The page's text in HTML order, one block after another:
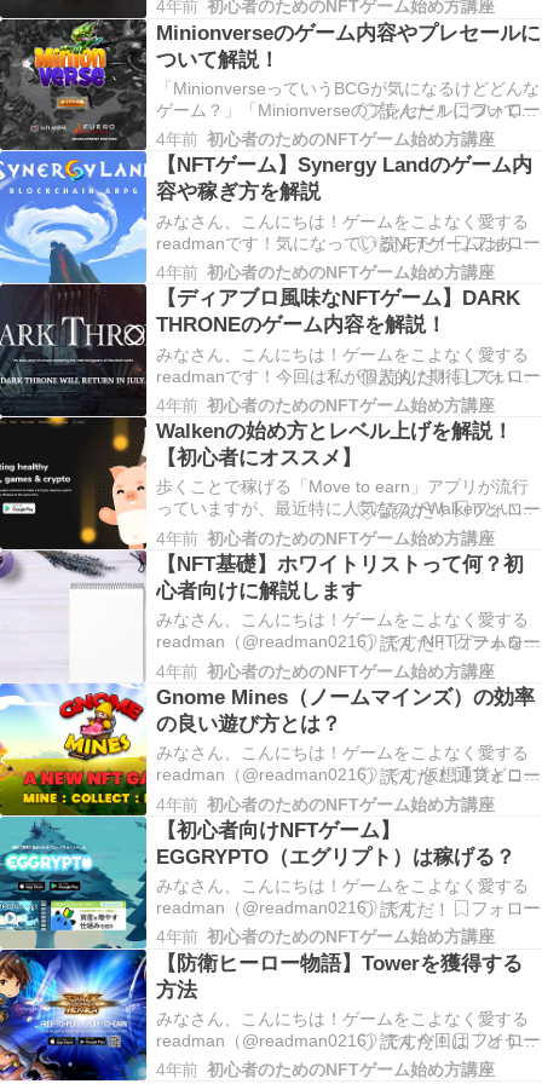
程度確認するだけなので他のNFTゲームと併用で
きて結構便利な？ｗゲームです。ただChain of
Legendsはいわゆる「魔界…
4年前 初心者のためのNFTゲーム始め方講座
Minionverseのゲーム内容やプレセールに
ついて解説！
「MinionverseっていうBCGが気になるけどどんな
ゲーム？」「Minionverseのプレセールについて知
りたい」NFTゲームは基本英語なのでゲーム内容
やプレセールの予定などを把握するのが中々大変
だと思います。特にNFTゲーム好きの人は複数の
プロジェクトを追ってる人も多…
4年前 初心者のためのNFTゲーム始め方講座
【NFTゲーム】Synergy Landのゲーム内
容や稼ぎ方を解説
みなさん、こんにちは！ゲームをこよなく愛する
readmanです！気になっているNFTゲームはある
けど、ホワイトペーパー翻訳するのが面倒。。。
色んなプロジェクトを追いすぎていて、チェック
し忘れるよ・・・。最近こんなこと多すぎたので
自分で読み返す用に記事にしてみました。
Synerg…
4年前 初心者のためのNFTゲーム始め方講座
【ディアブロ風味なNFTゲーム】DARK
THRONEのゲーム内容を解説！
みなさん、こんにちは！ゲームをこよなく愛する
readmanです！今回は私が個人的に期待している
NFTゲームを紹介したいと思います。タイトルは
「DARK THRONE（ダークスローン）」まだβテス
トの段階で公式ディスコードに日本語チャンネル
はあるもののそこまで活発でないので、ひょ…
4年前 初心者のためのNFTゲーム始め方講座
Walkenの始め方とレベル上げを解説！
【初心者にオススメ】
歩くことで稼げる「Move to earn」アプリが流行
っていますが、最近特に人気なのがWalkenという
アプリです。「Walkenって気になるけどどんなゲ
ームか知りたい。」「Walkenの始め方が知りた
い。」「どうやってキャラのレベル上げたらいい
の？」本記事では実際に私がプレ…
4年前 初心者のためのNFTゲーム始め方講座
【NFT基礎】ホワイトリストって何？初
心者向けに解説します
みなさん、こんにちは！ゲームをこよなく愛する
readman（@readman0216）です NFTゲームを始
めばかりの頃、公式のDiscordサーバーに参加する
とやたら「ホワイトリスト」という単語を見かけ
最初は「白いリストってなんやねん・・・」って
思ってました みなさんもよくD…
4年前 初心者のためのNFTゲーム始め方講座
Gnome Mines（ノームマインズ）の効率
の良い遊び方とは？
みなさん、こんにちは！ゲームをこよなく愛する
readman（@readman0216）です 仮想通貨どころ
か株価も全体的に冷えっ冷えっで、商売あがった
りといった感じですがいかがお過ごしでしょう
か？ 私はあまり無理な投資はせず資産を守る方に
集中していますが、NFTゲームは頑張って…
4年前 初心者のためのNFTゲーム始め方講座
【初心者向けNFTゲーム】
EGGRYPTO（エグリプト）は稼げる？
みなさん、こんにちは！ゲームをこよなく愛する
readman（@readman0216）です
「EGGRYPTO（エグリプト）ってNFTゲーム初心
者にオススメらしいけどどんなゲーム？」「始め
方は簡単なの？」「どれくらい稼げるの？」 今回
はそんな方のためにEGGRYPTO（エグリプ…
4年前 初心者のためのNFTゲーム始め方講座
【防衛ヒーロー物語】Towerを獲得する
方法
みなさん、こんにちは！ゲームをこよなく愛する
readman（@readman0216）です今回は「どうや
ってTowerトークンを請求すればいいのか分からな
4年前 初心者のためのNFTゲーム始め方講座